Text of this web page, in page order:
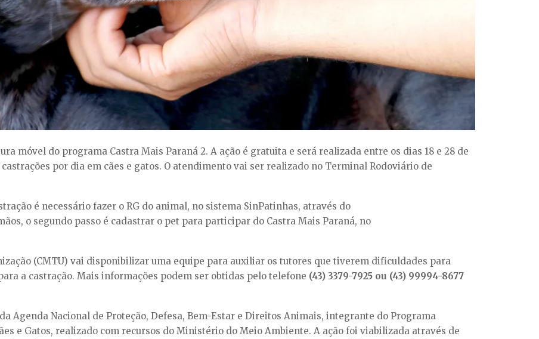
móvel do programa Castra Mais Paraná 2. A ação é gratuita e será realizada entre os dias 18 e 28 de
por dia em cães e gatos. O atendimento vai ser realizado no Terminal Rodoviário de
é necessário fazer o RG do animal, no sistema SinPatinhas, através do
o segundo passo é cadastrar o pet para participar do Castra Mais Paraná, no
(CMTU) vai disponibilizar uma equipe para auxiliar os tutores que tiverem dificuldades para
a castração. Mais informações podem ser obtidas pelo telefone (43) 3379-7925 ou (43) 99994-8677
Agenda Nacional de Proteção, Defesa, Bem-Estar e Direitos Animais, integrante do Programa
e Gatos, realizado com recursos do Ministério do Meio Ambiente. A ação foi viabilizada através de